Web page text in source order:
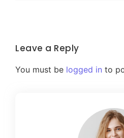
Leave a Reply
You must be logged in to